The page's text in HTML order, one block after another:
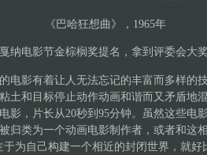
《巴哈狂想曲》，1965年
纳电影节金棕榈奖提名，拿到评委会大
电影有着让人无法忘记的丰富而多样的
土和目标停止动作动画和谐而又矛盾地
，片长从20秒到95分钟。虽然这些电
归类为一个动画电影制作者，或者和这
为自己构建一个相近的封闭世界，就好